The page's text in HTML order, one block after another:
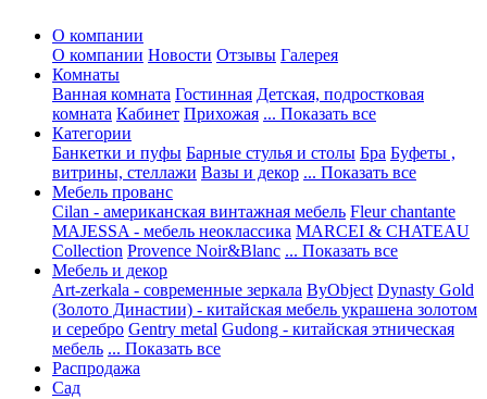
О компании
О компании Новости Отзывы Галерея
Комнаты
Ванная комната Гостинная Детская, подростковая
комната Кабинет Прихожая ... Показать все
Категории
Банкетки и пуфы Барные стулья и столы Бра Буфеты ,
витрины, стеллажи Вазы и декор ... Показать все
Мебель прованс
Cilan - американская винтажная мебель Fleur chantante
MAJESSA - мебель неоклассика MARCEI & CHATEAU
Collection Provence Noir&Blanc ... Показать все
Мебель и декор
Art-zerkala - современные зеркала ByObject Dynasty Gold
(Золото Династии) - китайская мебель украшена золотом
и серебро Gentry metal Gudong - китайская этническая
мебель ... Показать все
Распродажа
Сад